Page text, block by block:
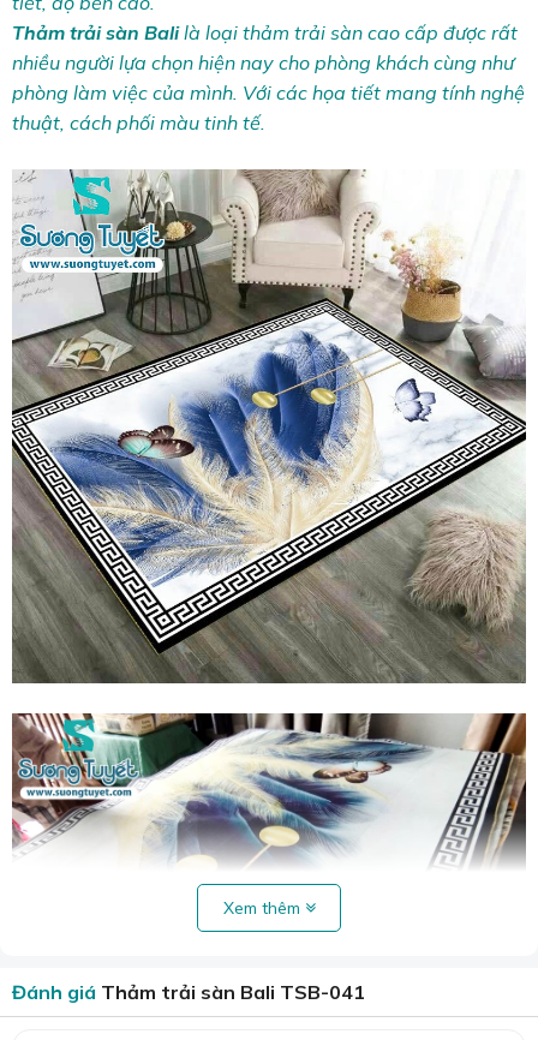
Thảm trải sàn Balilà loại thảm trải sàn cao cấp được rất
nhiều người lựa chọn hiện nay cho phòng khách cùng như
phòng làm việc của mình. Với các họa tiết mang tính nghệ
thuật, cách phối màu tinh tế.
Xem thêm
Đánh giá Thảm trải sàn Bali TSB-041